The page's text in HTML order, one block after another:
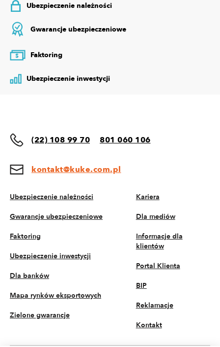
Ubezpieczenie należności
Gwarancje ubezpieczeniowe
$ Faktoring
Ubezpieczenie inwestycji
(22) 108 99 70 801 060 106
kontakt@kuke.com.pl
Ubezpieczenie należności
Gwarancje ubezpieczeniowe
Faktoring
Ubezpieczenie inwestycji
Dla banków
Mapa rynków eksportowych
Zielone gwarancje
Kariera
Dla mediów
Informacje dla
klientów
Portal Klienta
BIP
Reklamacje
Kontakt